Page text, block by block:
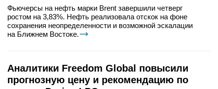
Фьючерсы на нефть марки Brent завершили четверг
ростом на 3,83%. Нефть реализовала отскок на фоне
сохранения неопределенности и возможной эскалации
на Ближнем Востоке.
Аналитики Freedom Global повысили
прогнозную цену и рекомендацию по